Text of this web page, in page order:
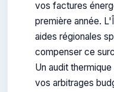
vos factures
première année.
aides régionales
compenser ce
Un audit
vos arbitrages